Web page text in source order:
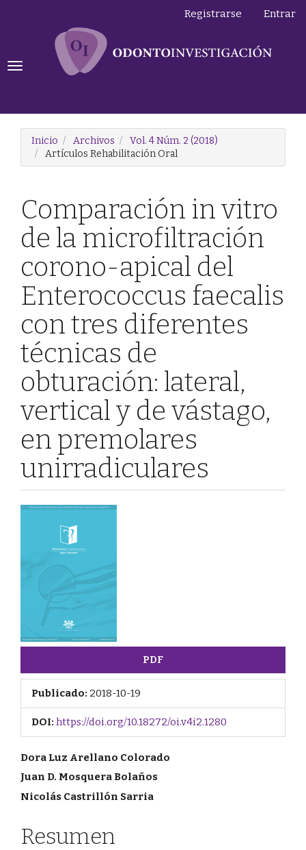
Contenido
principal
Registrarse Entrar
Toggle
Inicio Archivos
Vol. 4 Núm. 2 (2018)
Artículos Rehabilitación Oral
Comparación in vitro
de la microfiltración
corono-apical del
Enterococcus faecalis
con tres diferentes
técnicas de
obturación: lateral,
vertical y de vástago,
en premolares
unirradiculares
Barra
lateral
del
artículo
PDF
Publicado: 2018-10-19
DOI: https://doi.org/10.18272/oi.v4i2.1280
Contenido
principal
artículo
Dora Luz Arellano Colorado
Juan D. Mosquera Bolaños
Nicolás Castrillón Sarria
Resumen